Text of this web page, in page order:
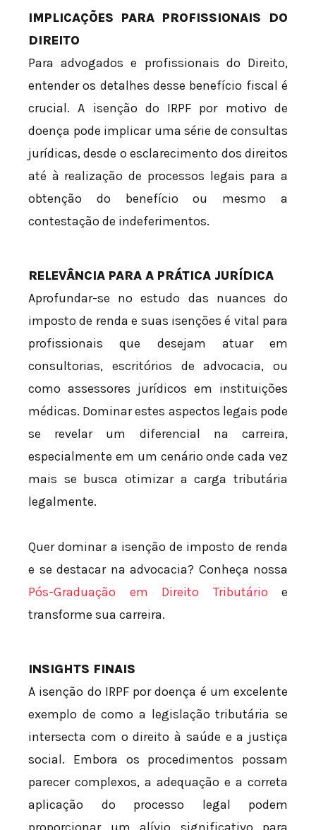
IMPLICAÇÕES PARA PROFISSIONAIS DO
DIREITO
Para advogados e profissionais do Direito,
entender os detalhes desse benefício fiscal é
crucial. A isenção do IRPF por motivo de
doença pode implicar uma série de consultas
jurídicas, desde o esclarecimento dos direitos
até à realização de processos legais para a
obtenção do benefício ou mesmo a
contestação de indeferimentos.
RELEVÂNCIA PARA A PRÁTICA JURÍDICA
Aprofundar-se no estudo das nuances do
imposto de renda e suas isenções é vital para
profissionais que desejam atuar em
consultorias, escritórios de advocacia, ou
como assessores jurídicos em instituições
médicas. Dominar estes aspectos legais pode
se revelar um diferencial na carreira,
especialmente em um cenário onde cada vez
mais se busca otimizar a carga tributária
legalmente.
Quer dominar a isenção de imposto de renda
e se destacar na advocacia? Conheça nossa
Pós-Graduação em Direito Tributário e
transforme sua carreira.
INSIGHTS FINAIS
A isenção do IRPF por doença é um excelente
exemplo de como a legislação tributária se
intersecta com o direito à saúde e a justiça
social. Embora os procedimentos possam
parecer complexos, a adequação e a correta
aplicação do processo legal podem